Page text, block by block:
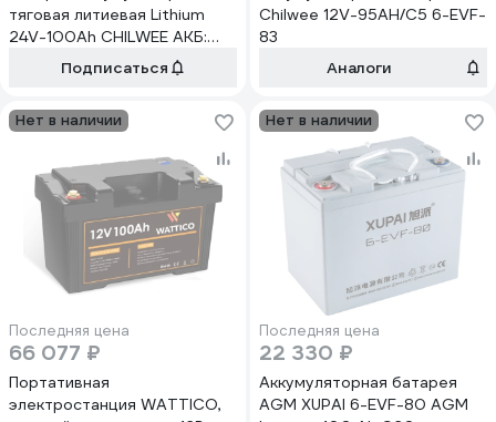
тяговая литиевая Lithium
24V-100Ah CHILWEE АКБ:
CC-24100-GM
Подписаться
Chilwee 12V-95AH/С5 6-EVF-
83
Аналоги
Нет в наличии
Последняя цена
66 077 ₽
Портативная
электростанция WATTICO,
Нет в наличии
Последняя цена
22 330 ₽
Аккумуляторная батарея
AGM XUPAI 6-EVF-80 AGM